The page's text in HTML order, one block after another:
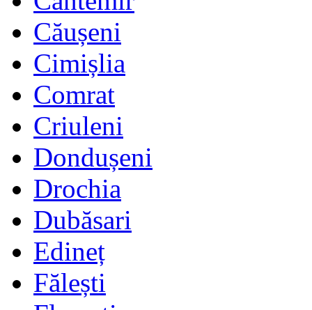
Căușeni
Cimișlia
Comrat
Criuleni
Dondușeni
Drochia
Dubăsari
Edineț
Fălești